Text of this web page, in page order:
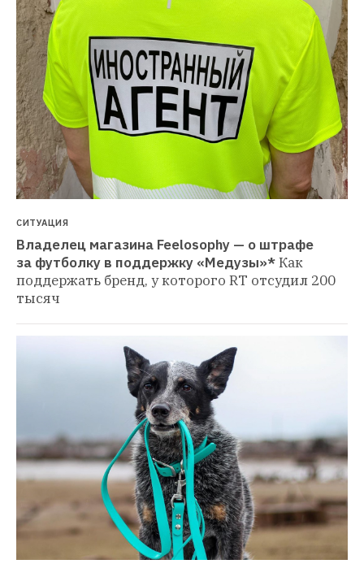
СИТУАЦИЯ
Владелец магазина Feelosophy — о штрафе
за футболку в поддержку «Медузы»*Как
поддержать бренд, у которого RT отсудил 200
тысяч